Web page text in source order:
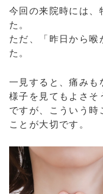
今回の来院時には、
た。
ただ、「昨日から喉
た。
一見すると、痛みも
様子を見てもよさそ
ですが、こういう時
ことが大切です。